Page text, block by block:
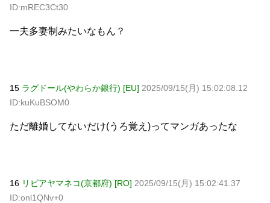
ID:mREC3Ct30
一夫多妻制みたいなもん？
15 ラグドール(やわらか銀行) [EU] 2025/09/15(月) 15:02:08.12
ID:kuKuBSOM0
ただ離婚してないだけ(うろ覚え)ってマンガあったな
16 リビアヤマネコ(京都府) [RO] 2025/09/15(月) 15:02:41.37
ID:onl1QNv+0